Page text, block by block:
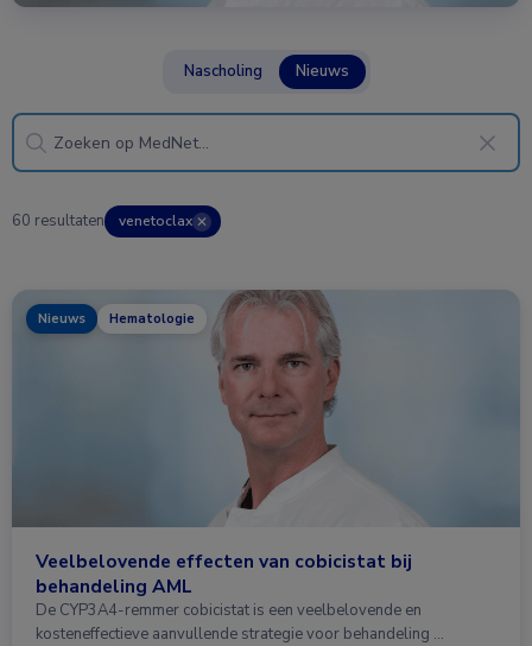
Nascholing Nieuws
60 resultaten venetoclax ✕
Nieuws Hematologie
Veelbelovende effecten van cobicistat bij
behandeling AML
De CYP3A4-remmer cobicistat is een veelbelovende en
kosteneffectieve aanvullende strategie voor behandeling …